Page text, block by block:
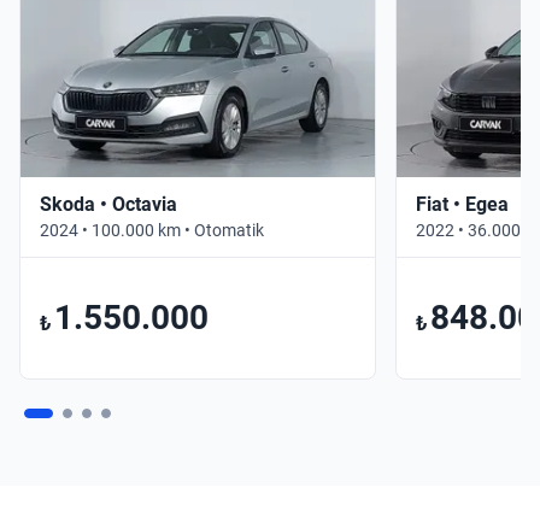
Skoda • Octavia
2024 • 100.000 km • Otomatik
₺ 1.550.000
Fiat • Egea
2022 • 36.000
₺